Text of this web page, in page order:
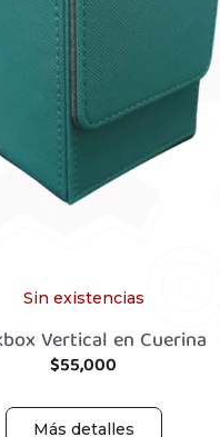
Sin existencias
Vertical en Cuerina
$55,000
Más detalles